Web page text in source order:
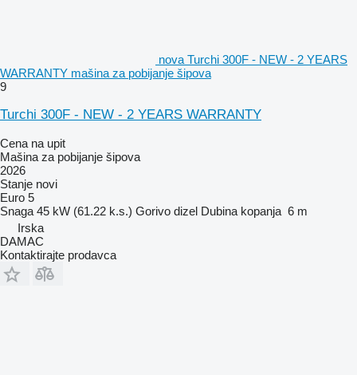
nova Turchi 300F - NEW - 2 YEARS
WARRANTY mašina za pobijanje šipova
9
Turchi 300F - NEW - 2 YEARS WARRANTY
Cena na upit
Mašina za pobijanje šipova
2026
Stanje novi
Euro 5
Snaga 45 kW (61.22 k.s.) Gorivo dizel Dubina kopanja 6 m
Irska
DAMAC
Kontaktirajte prodavca